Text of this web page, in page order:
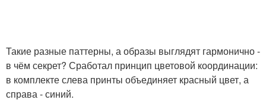
Такие разные паттерны, а образы выглядят гармонично -
в чём секрет? Сработал принцип цветовой координации:
в комплекте слева принты объединяет красный цвет, а
справа - синий.